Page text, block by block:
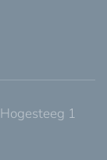
Hogesteeg 1